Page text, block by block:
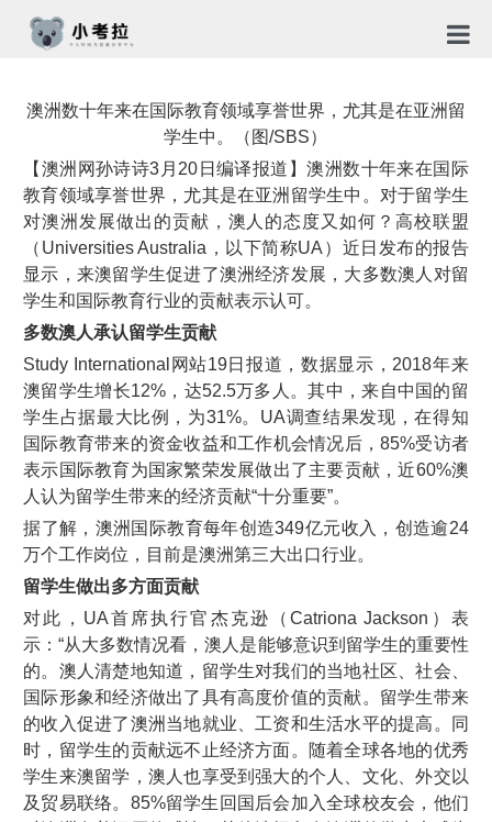
关于
新闻
免责
澳洲数十年来在国际教育领域享誉世界，尤其是在亚洲留
学生中。（图/SBS）
【澳洲网孙诗诗3月20日编译报道】澳洲数十年来在国际
教育领域享誉世界，尤其是在亚洲留学生中。对于留学生
对澳洲发展做出的贡献，澳人的态度又如何？高校联盟
（Universities Australia，以下简称UA）近日发布的报告
显示，来澳留学生促进了澳洲经济发展，大多数澳人对留
学生和国际教育行业的贡献表示认可。
多数澳人承认留学生贡献
Study International网站19日报道，数据显示，2018年来
澳留学生增长12%，达52.5万多人。其中，来自中国的留
学生占据最大比例，为31%。UA调查结果发现，在得知
国际教育带来的资金收益和工作机会情况后，85%受访者
表示国际教育为国家繁荣发展做出了主要贡献，近60%澳
人认为留学生带来的经济贡献“十分重要”。
据了解，澳洲国际教育每年创造349亿元收入，创造逾24
万个工作岗位，目前是澳洲第三大出口行业。
留学生做出多方面贡献
对此，UA首席执行官杰克逊（Catriona Jackson）表
示：“从大多数情况看，澳人是能够意识到留学生的重要性
的。澳人清楚地知道，留学生对我们的当地社区、社会、
国际形象和经济做出了具有高度价值的贡献。留学生带来
的收入促进了澳洲当地就业、工资和生活水平的提高。同
时，留学生的贡献远不止经济方面。随着全球各地的优秀
学生来澳留学，澳人也享受到强大的个人、文化、外交以
及贸易联络。85%留学生回国后会加入全球校友会，他们